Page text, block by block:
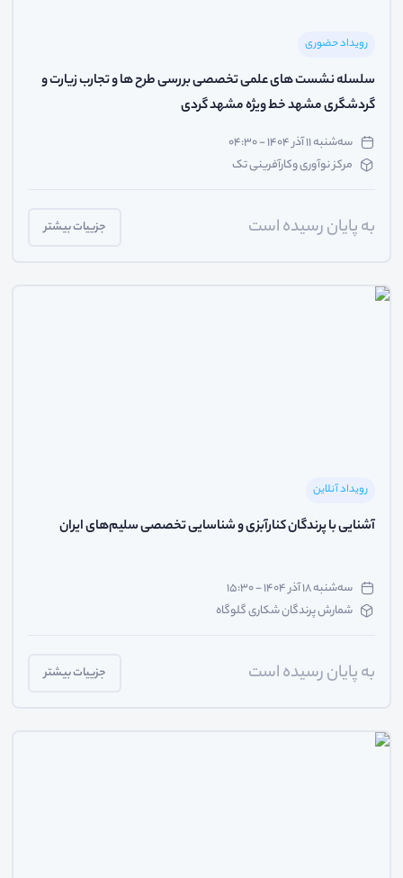
رویداد حضوری
سلسله نشست های علمی تخصصی بررسی طرح ها و تجارب زیارت و
گردشگری مشهد خط ویژه مشهد گردی
سه‌شنبه ۱۱ آذر ۱۴۰۴ - ۰۴:۳۰
مرکز نوآوری وکارآفرینی تک
به پایان رسیده است جزییات بیشتر
رویداد آنلاین
آشنایی با پرندگان کنارآبزی و شناسایی تخصصی سلیم‌های ایران
سه‌شنبه ۱۸ آذر ۱۴۰۴ - ۱۵:۳۰
شمارش پرندگان شکاری گلوگاه
به پایان رسیده است جزییات بیشتر